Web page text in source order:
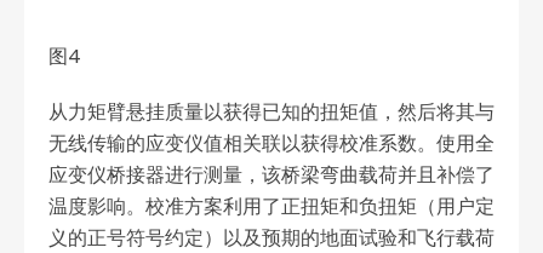
图4
从力矩臂悬挂质量以获得已知的扭矩值，然后将其与
无线传输的应变仪值相关联以获得校准系数。使用全
应变仪桥接器进行测量，该桥梁弯曲载荷并且补偿了
温度影响。校准方案利用了正扭矩和负扭矩（用户定
义的正号符号约定）以及预期的地面试验和飞行载荷